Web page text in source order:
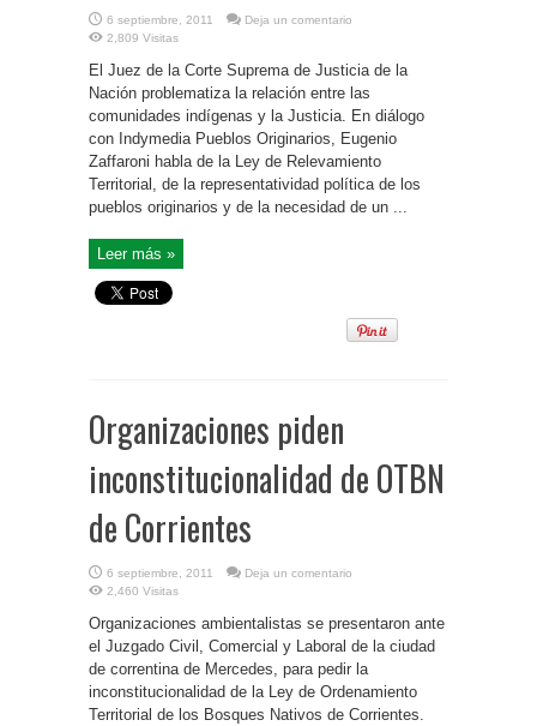
6 septiembre, 2011
Deja un comentario
2,809 Visitas
El Juez de la Corte Suprema de Justicia de la
Nación problematiza la relación entre las
comunidades indígenas y la Justicia. En diálogo
con Indymedia Pueblos Originarios, Eugenio
Zaffaroni habla de la Ley de Relevamiento
Territorial, de la representatividad política de los
pueblos originarios y de la necesidad de un ...
Leer más »
Organizaciones piden
inconstitucionalidad de OTBN
de Corrientes
6 septiembre, 2011
Deja un comentario
2,460 Visitas
Organizaciones ambientalistas se presentaron ante
el Juzgado Civil, Comercial y Laboral de la ciudad
de correntina de Mercedes, para pedir la
inconstitucionalidad de la Ley de Ordenamiento
Territorial de los Bosques Nativos de Corrientes.